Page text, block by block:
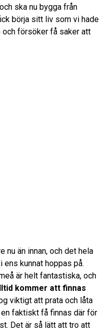
ska nu bygga från
börja sitt liv som vi hade
och försöker få saker att
nu än innan, och det hela
ens kunnat hoppas på.
är helt fantastiska, och
kommer att finnas
viktigt att prata och låta
faktiskt få finnas där för
Det är så lätt att tro att